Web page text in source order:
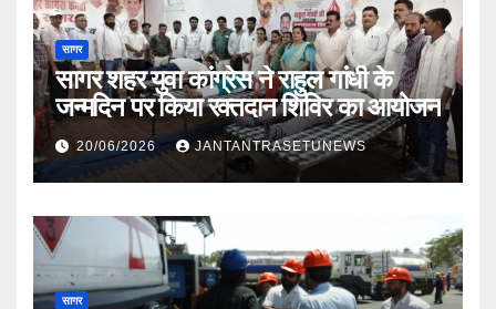
सागर
सागर शहर युवा कांग्रेस ने राहुल गांधी के
जन्मदिन पर किया रक्तदान शिविर का आयोजन
20/06/2026 JANTANTRASETUNEWS
सागर